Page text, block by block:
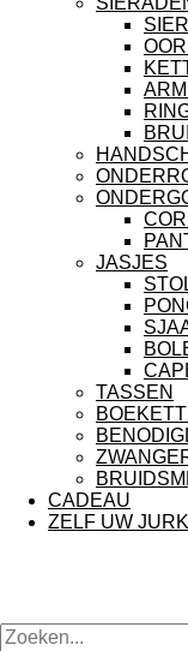
JASJES
TASSEN
CADEAU
ZELF UW